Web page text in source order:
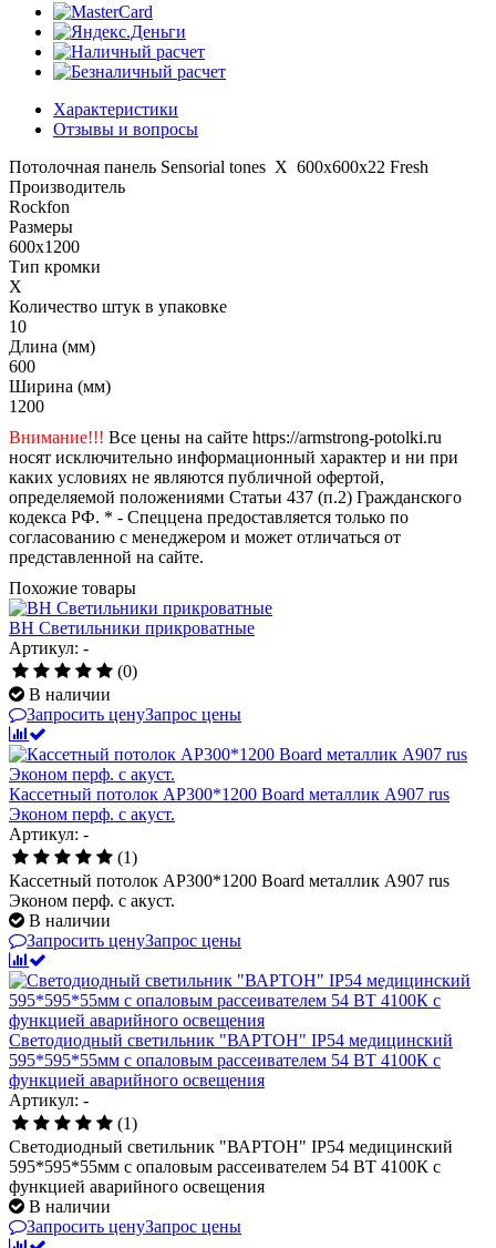
Характеристики
Отзывы и вопросы
Потолочная панель Sensorial tones X 600x600x22 Fresh
Производитель
Rockfon
Размеры
600x1200
Тип кромки
X
Количество штук в упаковке
10
Длина (мм)
600
Ширина (мм)
1200
Внимание!!! Все цены на сайте https://armstrong-potolki.ru
носят исключительно информационный характер и ни при
каких условиях не являются публичной офертой,
определяемой положениями Статьи 437 (п.2) Гражданского
кодекса РФ. * - Спеццена предоставляется только по
согласованию с менеджером и может отличаться от
представленной на сайте.
Похожие товары
BH Светильники прикроватные
Артикул: -
(0)
В наличии
Запросить ценуЗапрос цены
Кассетный потолок AP300*1200 Board металлик А907 rus
Эконом перф. с акуст.
Артикул: -
(1)
Кассетный потолок AP300*1200 Board металлик А907 rus
Эконом перф. с акуст.
В наличии
Запросить ценуЗапрос цены
Светодиодный светильник "ВАРТОН" IP54 медицинский
595*595*55мм с опаловым рассеивателем 54 ВТ 4100К с
функцией аварийного освещения
Артикул: -
(1)
Светодиодный светильник "ВАРТОН" IP54 медицинский
595*595*55мм с опаловым рассеивателем 54 ВТ 4100К с
функцией аварийного освещения
В наличии
Запросить ценуЗапрос цены